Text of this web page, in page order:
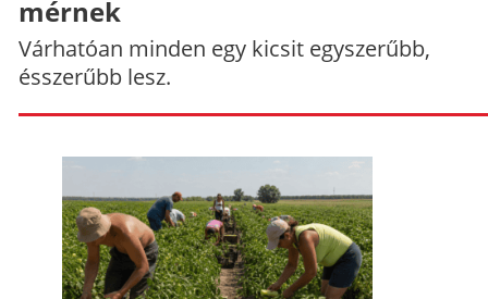
mérnek
Várhatóan minden egy kicsit egyszerűbb,
ésszerűbb lesz.